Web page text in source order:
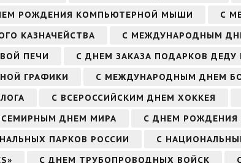
РОЖДЕНИЯ КОМПЬЮТЕРНОЙ МЫШИ
С
КАЗНАЧЕЙСТВА
С МЕЖДУНАРОДНЫМ
ПЕЧИ
С ДНЕМ ЗАКАЗА ПОДАРКОВ ДЕДУ
ГРАФИКИ
С МЕЖДУНАРОДНЫМ ДНЕМ
С ВСЕРОССИЙСКИМ ДНЕМ ХОККЕЯ
ДНЕМ МИРА
С ДНЕМ РОЖДЕНИЯ
ПАРКОВ РОССИИ
С
С ДНЕМ ТРУБОПРОВОДНЫХ ВОЙСК